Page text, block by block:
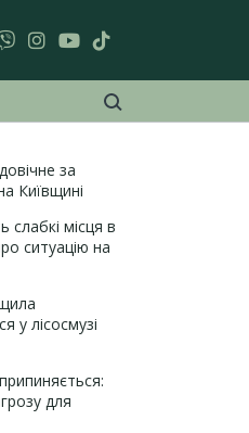
за
Київщині
місця в
ситуацію на
у лісосмузі
для